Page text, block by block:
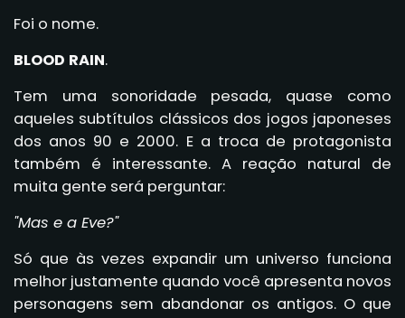
Foi o nome.
BLOOD RAIN.
Tem uma sonoridade pesada, quase como
aqueles subtítulos clássicos dos jogos japoneses
dos anos 90 e 2000. E a troca de protagonista
também é interessante. A reação natural de
muita gente será perguntar:
"Mas e a Eve?"
Só que às vezes expandir um universo funciona
melhor justamente quando você apresenta novos
personagens sem abandonar os antigos. O que